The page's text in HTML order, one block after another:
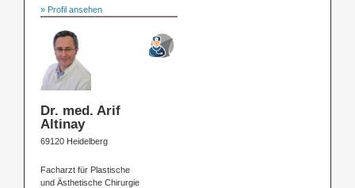
» Profil ansehen
Dr. med. Arif
Altinay
69120 Heidelberg
Facharzt für Plastische
und Ästhetische Chirurgie